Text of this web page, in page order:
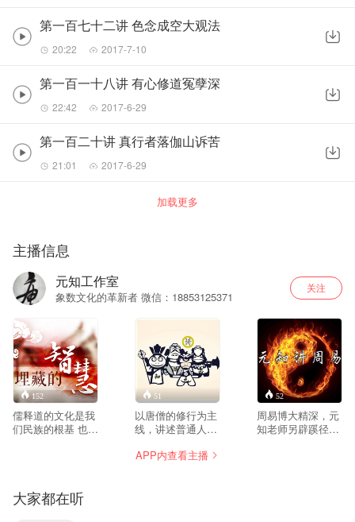
第一百七十二讲 色念成空大观法
20:22 2017-7-10
第一百一十八讲 有心修道冤孽深
22:42 2017-6-29
第一百二十讲 真行者落伽山诉苦
21:01 2017-6-29
加载更多
主播信息
元知工作室
象数文化的革新者 微信：18853125371
关注
152
儒释道的文化是我
们民族的根基 也是
里。
51
以唐僧的修行为主
线，讲述普通人如
事。 西游记不只是
52
周易博大精深，元
知老师另辟蹊径，
APP内查看主播
大家都在听